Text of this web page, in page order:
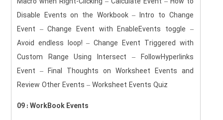
Disable Events on the Workbook – Intro to Change
Event – Change Event with EnableEvents toggle –
Avoid endless loop! – Change Event Triggered with
Custom Range Using Intersect – FollowHyperlinks
Event – Final Thoughts on Worksheet Events and
Review Other Events – Worksheet Events Quiz
09 : WorkBook Events